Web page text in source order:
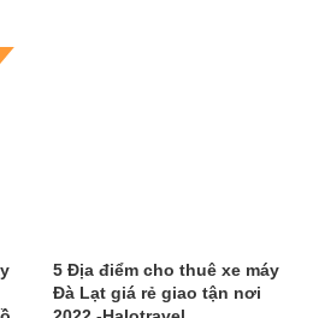
5 Địa điểm cho thuê xe máy
Đà Lạt giá rẻ giao tận nơi